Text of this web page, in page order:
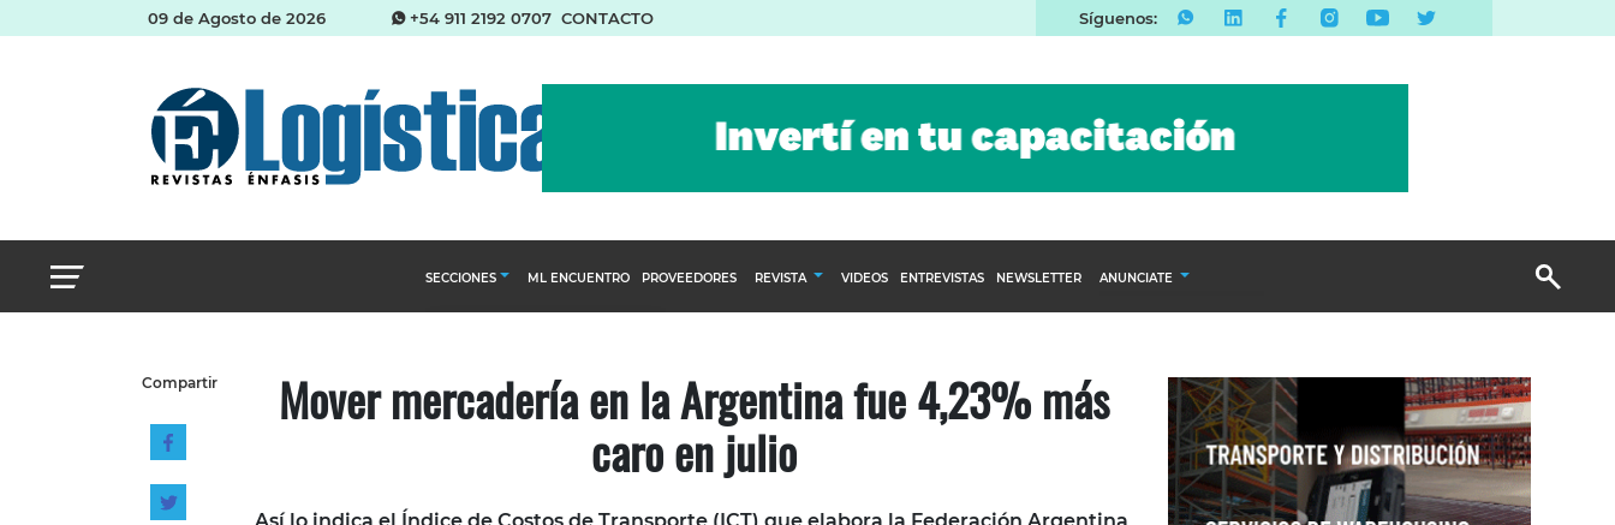
09 de Agosto de 2026 +54 911 2192 0707 CONTACTO Síguenos:
SECCIONES
Almacenes e inventarios
Management
ML ENCUENTRO PROVEEDORES REVISTA VIDEOS ENTREVISTAS NEWSLETTER ANUNCIATE
Email Marketing
Branded Content
Publicidad Revista
Compartir Mover mercadería en la Argentina fue 4,23% más
caro en julio